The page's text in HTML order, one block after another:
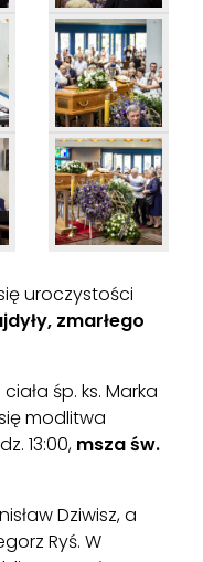
uroczystości
zmarłego
śp. ks. Marka
modlitwa
13:00, msza św.
Dziwisz, a
Ryś. W